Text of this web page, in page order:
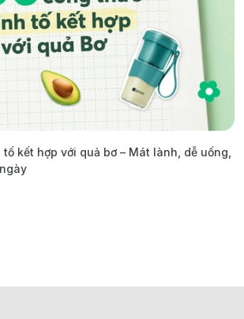
kết hợp với quả bơ – Mát lành, dễ uống,